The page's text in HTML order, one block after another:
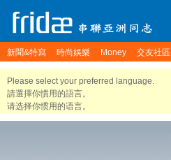
新聞&特寫 時尚娛樂 Money 交友社區
Please select your preferred language.
請選擇你慣用的語言。
请选择你惯用的语言。